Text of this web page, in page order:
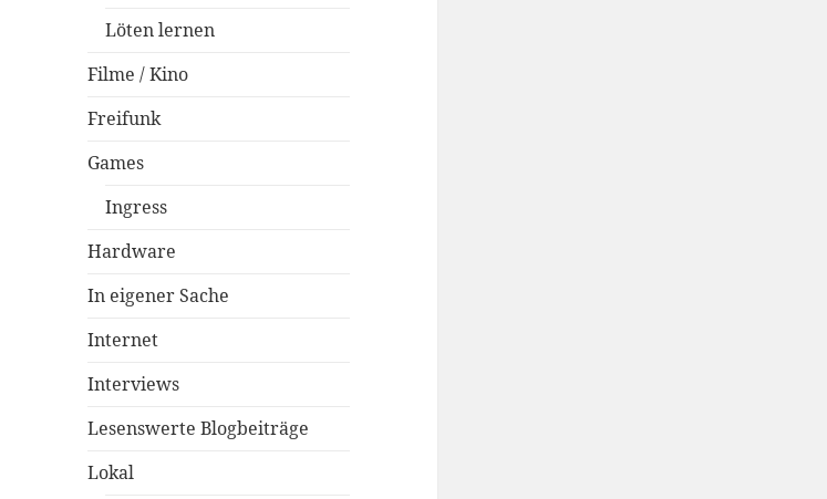
Löten lernen
Filme / Kino
Freifunk
Games
Ingress
Hardware
In eigener Sache
Internet
Interviews
Lesenswerte Blogbeiträge
Lokal